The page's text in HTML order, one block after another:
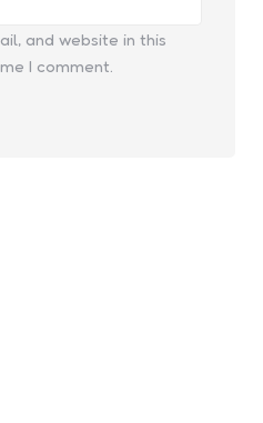
and website in this
I comment.